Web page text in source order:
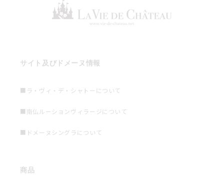
サイト及びドメーヌ情報
■ラ・ヴィ・デ・シャトーについて
■南仏ルーションヴィラージについて
■ドメーヌシングラについて
商品